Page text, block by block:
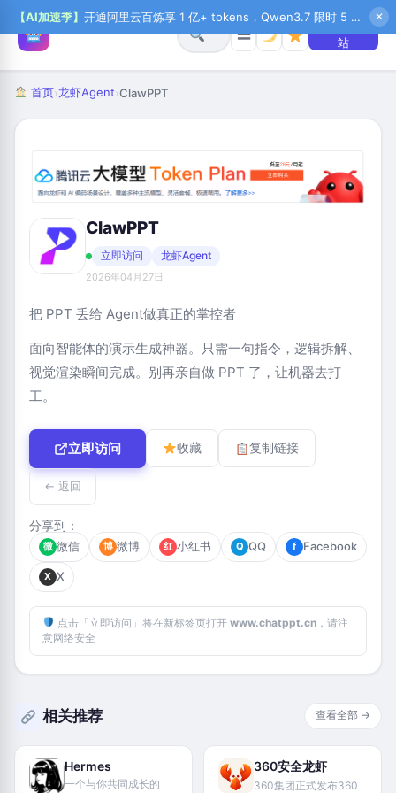
【AI加速季】 开通阿里云百炼享 1 亿+ tokens，Qwen3.7 限时 5 折起，秒悟新注送 1 万积分，加入 OPC 赢百万助力金，QoderWork CN 首月 0 元 ✕
☰
+ 提交网
站
首页›龙虾Agent›ClawPPT
ClawPPT
立即访问 龙虾Agent
2026年04月27日
把 PPT 丢给 Agent做真正的掌控者
面向智能体的演示生成神器。只需一句指令，逻辑拆解、
视觉渲染瞬间完成。别再亲自做 PPT 了，让机器去打
工。
立即访问 收藏 复制链接
← 返回
分享到：
微 微信 博 微博 红 小红书 Q QQ f Facebook
X X
点击「立即访问」将在新标签页打开 www.chatppt.cn，请注
意网络安全
相关推荐 查看全部 →
Hermes
一个与你共同成长的
360安全龙虾
360集团正式发布360